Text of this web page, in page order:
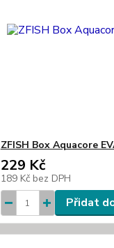
ZFISH Box Aquacore
229 Kč
189 Kč bez DPH
Přidat